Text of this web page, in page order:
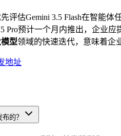
评估Gemini 3.5 Flash在智能
Pro预计一个月内推出，企业
型领域的快速迭代，意味着企
地址
的？